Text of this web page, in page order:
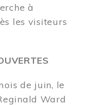
à
les visiteurs
de juin, le
Ward